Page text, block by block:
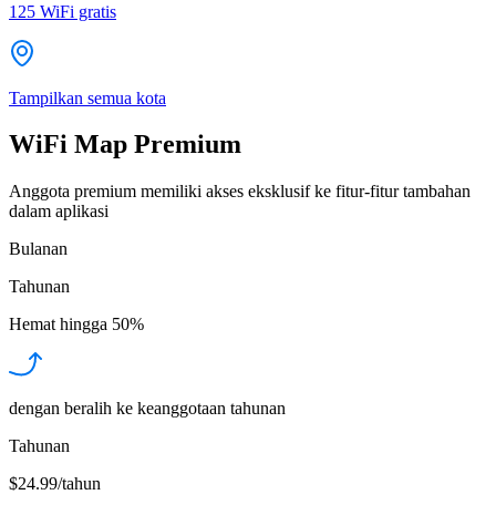
125 WiFi gratis
Tampilkan semua kota
WiFi Map Premium
Anggota premium memiliki akses eksklusif ke fitur-fitur tambahan
dalam aplikasi
Bulanan
Tahunan
Hemat hingga 50%
dengan beralih ke keanggotaan tahunan
Tahunan
$24.99/tahun